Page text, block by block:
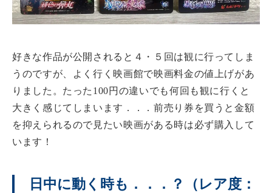
好きな作品が公開されると４・５回は観に行ってしま
うのですが、よく行く映画館で映画料金の値上げがあ
りました。たった100円の違いでも何回も観に行くと
大きく感じてしまいます．．．前売り券を買うと金額
を抑えられるので見たい映画がある時は必ず購入して
います！
日中に動く時も．．．？（レア度：